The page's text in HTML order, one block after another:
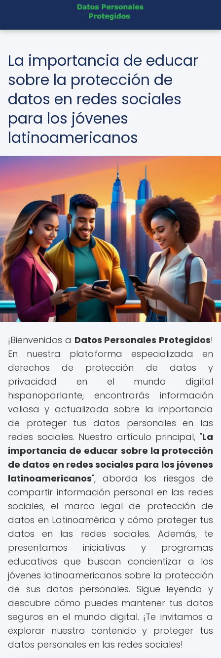
La importancia de educar
sobre la protección de
datos en redes sociales
para los jóvenes
latinoamericanos
¡Bienvenidos a Datos Personales Protegidos!
En nuestra plataforma especializada en
derechos de protección de datos y
privacidad en el mundo digital
hispanoparlante, encontrarás información
valiosa y actualizada sobre la importancia
de proteger tus datos personales en las
redes sociales. Nuestro artículo principal, "La
importancia de educar sobre la protección
de datos en redes sociales para los jóvenes
latinoamericanos", aborda los riesgos de
compartir información personal en las redes
sociales, el marco legal de protección de
datos en Latinoamérica y cómo proteger tus
datos en las redes sociales. Además, te
presentamos iniciativas y programas
educativos que buscan concientizar a los
jóvenes latinoamericanos sobre la protección
de sus datos personales. Sigue leyendo y
descubre cómo puedes mantener tus datos
seguros en el mundo digital. ¡Te invitamos a
explorar nuestro contenido y proteger tus
datos personales en las redes sociales!